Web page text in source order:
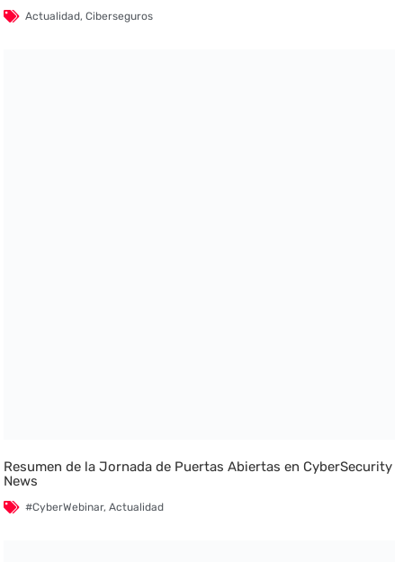
Actualidad,Ciberseguros
Resumen de la Jornada de Puertas Abiertas en CyberSecurity
News
#CyberWebinar,Actualidad